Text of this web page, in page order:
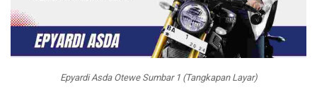
Epyardi Asda Otewe Sumbar 1 (Tangkapan Layar)